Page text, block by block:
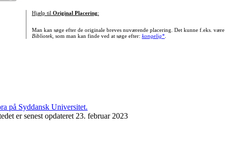
Hjælp til Original Placering:
Man kan søge efter de originale breves nuværende placering. Det kunne f.eks. være
Bibliotek, som man kan finde ved at søge efter: kongelig*.
er senest opdateret 23. februar 2023